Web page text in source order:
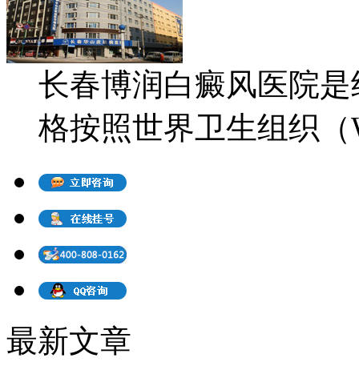
长春博润白癜风医院
格按照世界卫生组织（
最新文章